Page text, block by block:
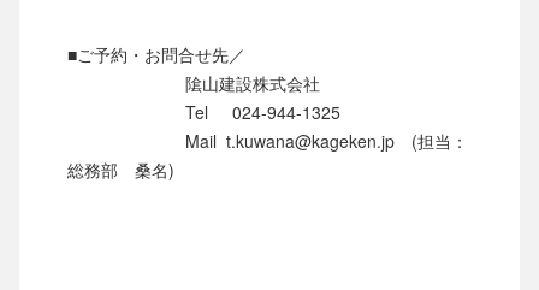
■ご予約・お問合せ先／
隂山建設株式会社
Tel 024-944-1325
Mail t.kuwana@kageken.jp (担当：
総務部 桑名)